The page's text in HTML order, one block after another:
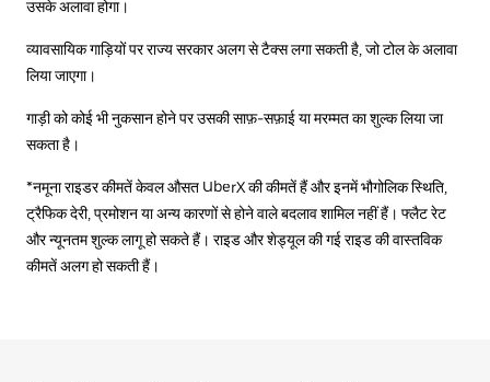
उसके अलावा होगा।
व्यावसायिक गाड़ियों पर राज्य सरकार अलग से टैक्स लगा सकती है, जो टोल के अलावा
लिया जाएगा।
गाड़ी को कोई भी नुकसान होने पर उसकी साफ़-सफ़ाई या मरम्मत का शुल्क लिया जा
सकता है।
*नमूना राइडर कीमतें केवल औसत UberX की कीमतें हैं और इनमें भौगोलिक स्थिति,
ट्रैफिक देरी, प्रमोशन या अन्य कारणों से होने वाले बदलाव शामिल नहीं हैं। फ्लैट रेट
और न्यूनतम शुल्क लागू हो सकते हैं। राइड और शेड्यूल की गई राइड की वास्तविक
कीमतें अलग हो सकती हैं।